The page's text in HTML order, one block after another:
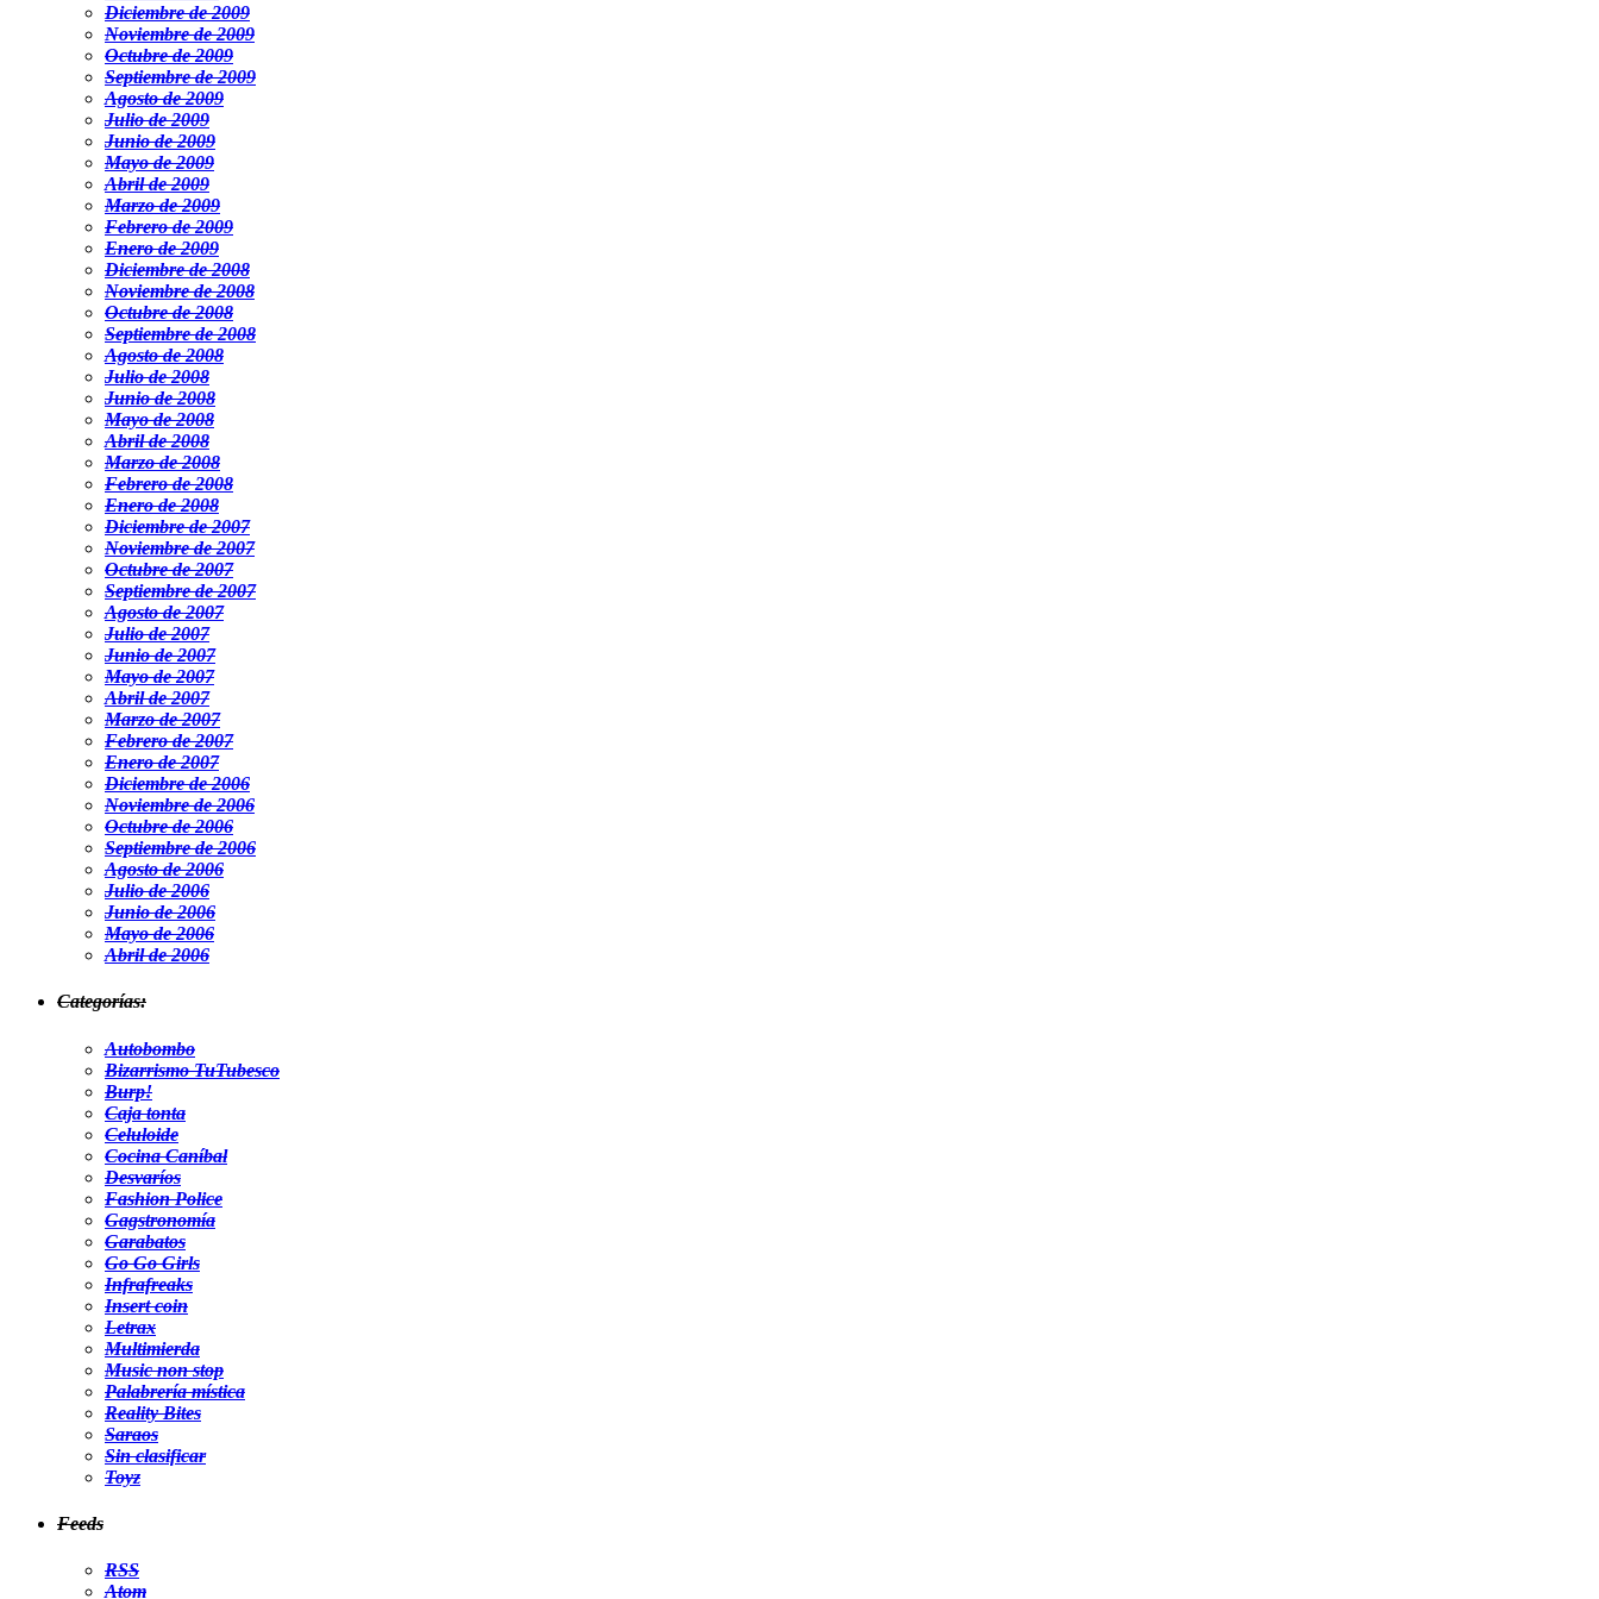
Diciembre de 2009
Noviembre de 2009
Octubre de 2009
Septiembre de 2009
Agosto de 2009
Julio de 2009
Junio de 2009
Mayo de 2009
Abril de 2009
Marzo de 2009
Febrero de 2009
Enero de 2009
Diciembre de 2008
Noviembre de 2008
Octubre de 2008
Septiembre de 2008
Agosto de 2008
Julio de 2008
Junio de 2008
Mayo de 2008
Abril de 2008
Marzo de 2008
Febrero de 2008
Enero de 2008
Diciembre de 2007
Noviembre de 2007
Octubre de 2007
Septiembre de 2007
Agosto de 2007
Julio de 2007
Junio de 2007
Mayo de 2007
Abril de 2007
Marzo de 2007
Febrero de 2007
Enero de 2007
Diciembre de 2006
Noviembre de 2006
Octubre de 2006
Septiembre de 2006
Agosto de 2006
Julio de 2006
Junio de 2006
Mayo de 2006
Abril de 2006
Categorías:
Autobombo
Bizarrismo TuTubesco
Burp!
Caja tonta
Celuloide
Cocina Caníbal
Desvaríos
Fashion Police
Gagstronomía
Garabatos
Go Go Girls
Infrafreaks
Insert coin
Letrax
Multimierda
Music non stop
Palabrería mística
Reality Bites
Saraos
Sin clasificar
Toyz
Feeds
RSS
Atom